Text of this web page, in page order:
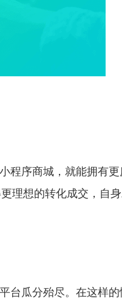
程序商城，就能拥有
理想的转化成交，自身
台瓜分殆尽。在这样